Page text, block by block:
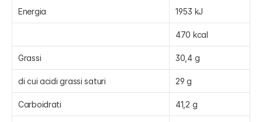
Energia 1953 kJ
470 kcal
Grassi 30,4 g
di cui acidi grassi saturi 29 g
Carboidrati 41,2 g